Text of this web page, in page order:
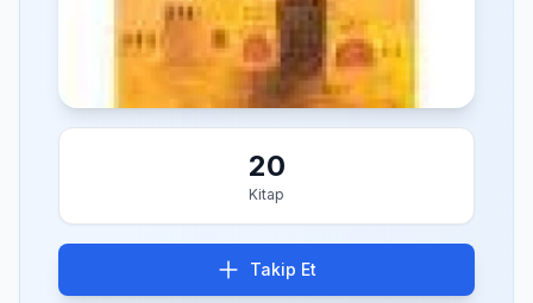
20
Kitap
Takip Et